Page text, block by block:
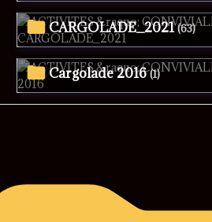
CARGOLADE_2021 (63)
Cargolade 2016 (1)